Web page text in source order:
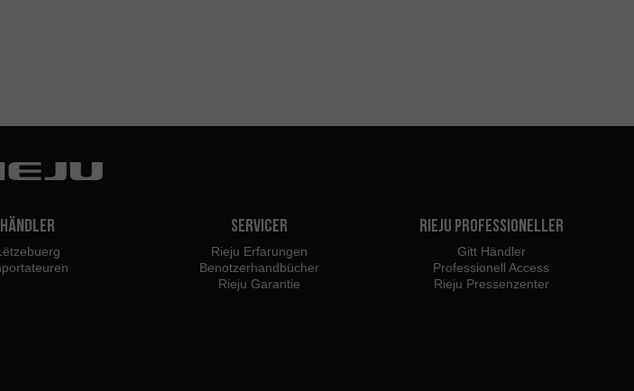
Händler Servicer
Rieju Erfarungen
Benotzerhandbücher
Rieju Garantie
Rieju Professioneller
Gitt Händler
Professionell Access
Rieju Pressenzenter